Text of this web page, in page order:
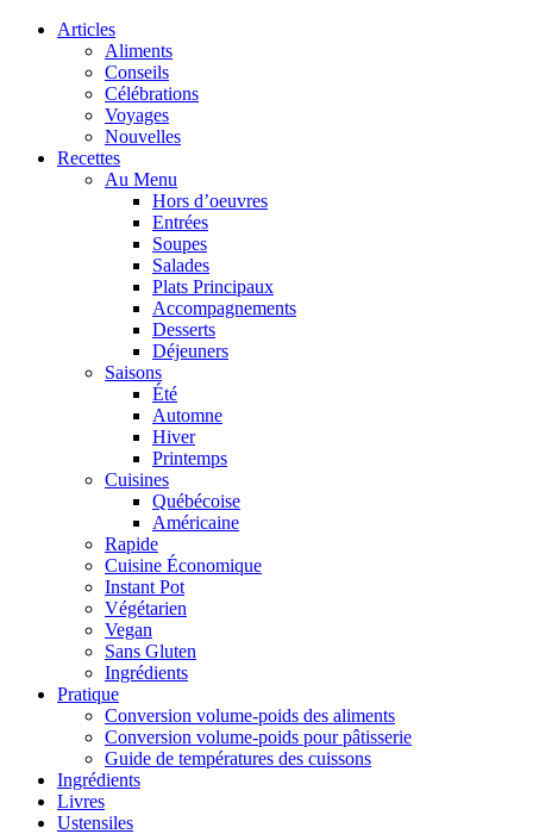
Articles
Aliments
Conseils
Célébrations
Voyages
Nouvelles
Recettes
Au Menu
Hors d’oeuvres
Entrées
Soupes
Salades
Plats Principaux
Accompagnements
Desserts
Déjeuners
Saisons
Été
Automne
Hiver
Printemps
Cuisines
Québécoise
Américaine
Rapide
Cuisine Économique
Instant Pot
Végétarien
Vegan
Sans Gluten
Ingrédients
Pratique
Conversion volume-poids des aliments
Conversion volume-poids pour pâtisserie
Guide de températures des cuissons
Ingrédients
Livres
Ustensiles